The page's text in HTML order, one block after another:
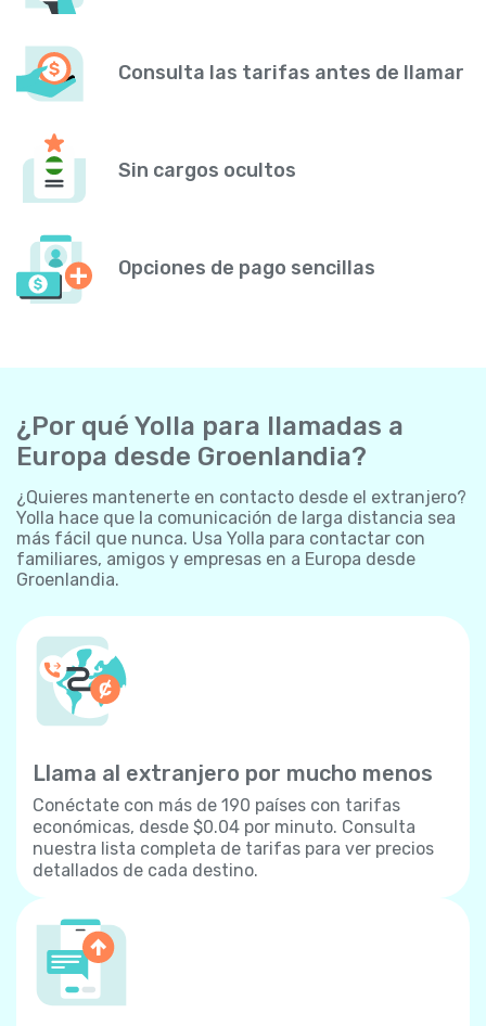
Consulta las tarifas antes de llamar
Sin cargos ocultos
Opciones de pago sencillas
¿Por qué Yolla para llamadas a
Europa desde Groenlandia?
¿Quieres mantenerte en contacto desde el extranjero?
Yolla hace que la comunicación de larga distancia sea
más fácil que nunca. Usa Yolla para contactar con
familiares, amigos y empresas en a Europa desde
Groenlandia.
Llama al extranjero por mucho menos
Conéctate con más de 190 países con tarifas
económicas, desde $0.04 por minuto. Consulta
nuestra lista completa de tarifas para ver precios
detallados de cada destino.